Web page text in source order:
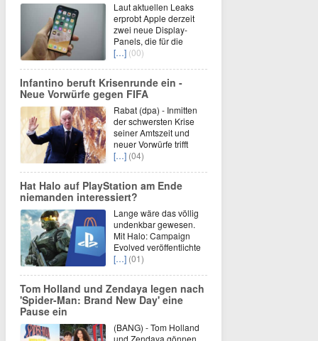
Laut aktuellen Leaks
erprobt Apple derzeit
zwei neue Display-
Panels, die für die
[…] (00)
Infantino beruft Krisenrunde ein -
Neue Vorwürfe gegen FIFA
Rabat (dpa) - Inmitten
der schwersten Krise
seiner Amtszeit und
neuer Vorwürfe trifft
[…] (04)
Hat Halo auf PlayStation am Ende
niemanden interessiert?
Lange wäre das völlig
undenkbar gewesen.
Mit Halo: Campaign
Evolved veröffentlichte
[…] (01)
Tom Holland und Zendaya legen nach
'Spider-Man: Brand New Day' eine
Pause ein
(BANG) - Tom Holland
und Zendaya gönnen